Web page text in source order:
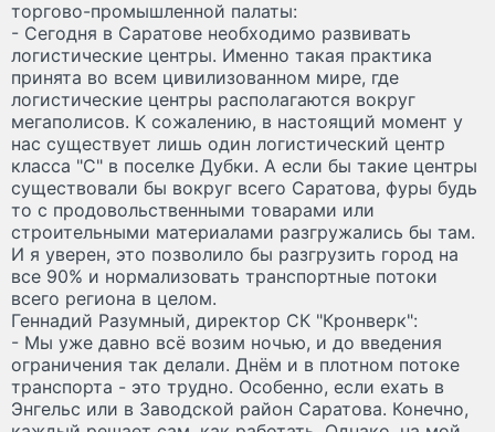
торгово-промышленной палаты:
- Сегодня в Саратове необходимо развивать
логистические центры. Именно такая практика
принята во всем цивилизованном мире, где
логистические центры располагаются вокруг
мегаполисов. К сожалению, в настоящий момент у
нас существует лишь один логистический центр
класса "С" в поселке Дубки. А если бы такие центры
существовали бы вокруг всего Саратова, фуры будь
то с продовольственными товарами или
строительными материалами разгружались бы там.
И я уверен, это позволило бы разгрузить город на
все 90% и нормализовать транспортные потоки
всего региона в целом.
Геннадий Разумный, директор СК "Кронверк":
- Мы уже давно всё возим ночью, и до введения
ограничения так делали. Днём и в плотном потоке
транспорта - это трудно. Особенно, если ехать в
Энгельс или в Заводской район Саратова. Конечно,